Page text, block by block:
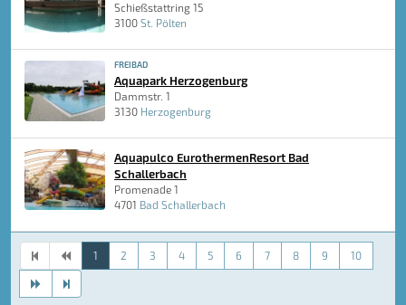
Schießstattring 15
3100 St. Pölten
FREIBAD
Aquapark Herzogenburg
Dammstr. 1
3130 Herzogenburg
Aquapulco EurothermenResort Bad
Schallerbach
Promenade 1
4701 Bad Schallerbach
1 2 3 4 5 6 7 8 9 10